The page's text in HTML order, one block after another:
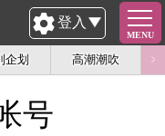
MENU
登入
企划 高潮潮吹
号